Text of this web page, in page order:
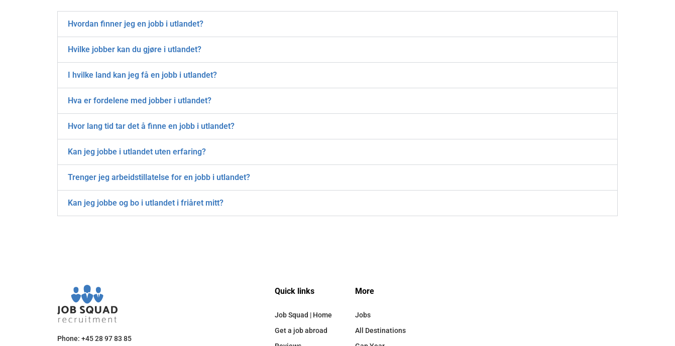
Hvordan finner jeg en jobb i utlandet?
Hvilke jobber kan du gjøre i utlandet?
I hvilke land kan jeg få en jobb i utlandet?
Hva er fordelene med jobber i utlandet?
Hvor lang tid tar det å finne en jobb i utlandet?
Kan jeg jobbe i utlandet uten erfaring?
Trenger jeg arbeidstillatelse for en jobb i utlandet?
Kan jeg jobbe og bo i utlandet i friåret mitt?
Phone: +45 28 97 83 85
Quick links
Job Squad | Home
Get a job abroad
More
Jobs
All Destinations